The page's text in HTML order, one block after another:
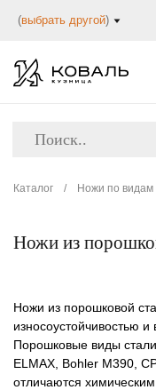
(выбрать другой)
Каталог / Ножи по видам
Ножи из
Ножи из порошковой
износоустойчивостью и
Порошковые виды стали
ELMAX Bohler M390
отличаются